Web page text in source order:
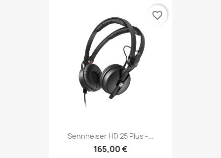
Sennheiser HD 25 Plus -...
165,00 €
favorite_border